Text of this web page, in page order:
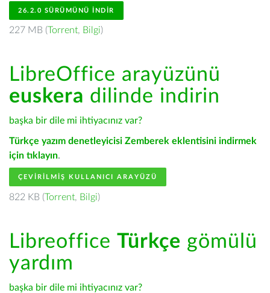
26.2.0 SÜRÜMÜNÜ İNDIR
227 MB (Torrent, Bilgi)
LibreOffice arayüzünü
euskera dilinde indirin
başka bir dile mi ihtiyacınız var?
Türkçe yazım denetleyicisi Zemberek eklentisini indirmek
için tıklayın.
ÇEVIRILMIŞ KULLANICI ARAYÜZÜ
822 KB (Torrent, Bilgi)
Libreoffice Türkçe gömülü
yardım
başka bir dile mi ihtiyacınız var?